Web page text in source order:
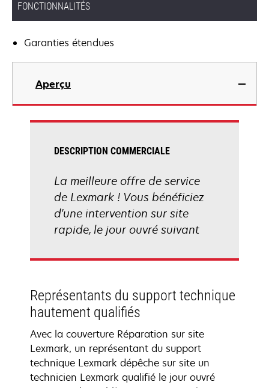
FONCTIONNALITÉS
Garanties étendues
Aperçu
DESCRIPTION COMMERCIALE
La meilleure offre de service
de Lexmark ! Vous bénéficiez
d'une intervention sur site
rapide, le jour ouvré suivant
Représentants du support technique
hautement qualifiés
Avec la couverture Réparation sur site
Lexmark, un représentant du support
technique Lexmark dépêche sur site un
technicien Lexmark qualifié le jour ouvré